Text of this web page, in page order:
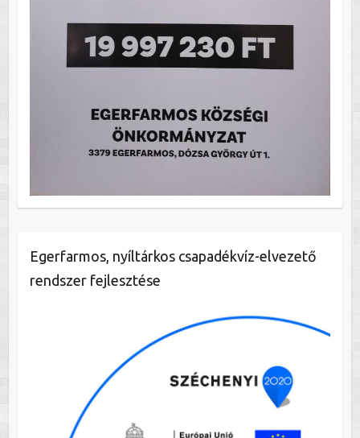
Egerfarmos, nyíltárkos csapadékvíz-elvezető
rendszer fejlesztése